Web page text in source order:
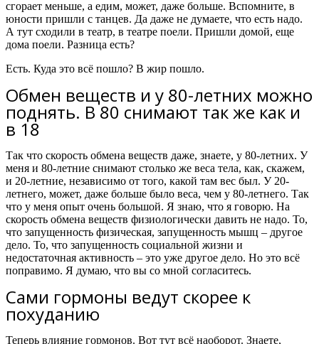
сгорает меньше, а едим, может, даже больше. Вспомните, в
юности пришли с танцев. Да даже не думаете, что есть надо.
А тут сходили в театр, в театре поели. Пришли домой, еще
дома поели. Разница есть?
Есть. Куда это всё пошло? В жир пошло.
Обмен веществ и у 80-летних можно
поднять. В 80 снимают так же как и
в 18
Так что скорость обмена веществ даже, знаете, у 80-летних. У
меня и 80-летние снимают столько же веса тела, как, скажем,
и 20-летние, независимо от того, какой там вес был. У 20-
летнего, может, даже больше было веса, чем у 80-летнего. Так
что у меня опыт очень большой. Я знаю, что я говорю. На
скорость обмена веществ физиологически давить не надо. То,
что запущенность физическая, запущенность мышц – другое
дело. То, что запущенность социальной жизни и
недостаточная активность – это уже другое дело. Но это всё
поправимо. Я думаю, что вы со мной согласитесь.
Сами гормоны ведут скорее к
похуданию
Теперь влияние гормонов. Вот тут всё наоборот. Знаете,